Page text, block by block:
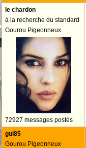
le chardon
à la recherche du standard
Gourou Pigeonneux
72927 messages postés
gui85
Gourou Pigeonneux